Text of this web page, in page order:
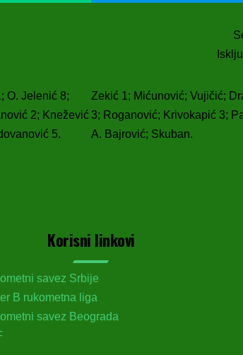
O. Jelenić 8;
2; Knežević
5.
Zekić 1; Mićunović; Vujičić;
3; Roganović; Krivokapić 3;
A. Bajrović; Skuban.
Korisni linkovi
savez Srbije
B rukometna liga
savez Beograda